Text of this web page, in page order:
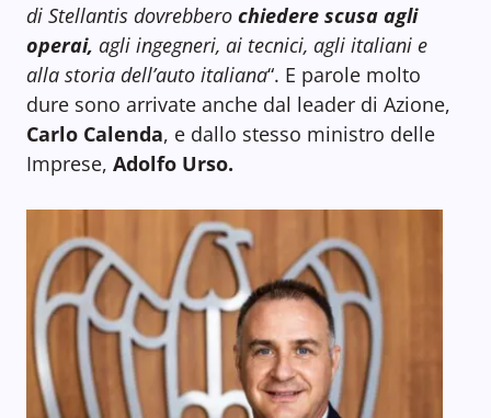
di Stellantis dovrebbero chiedere scusa agli
operai, agli ingegneri, ai tecnici, agli italiani e
alla storia dell’auto italiana“. E parole molto
dure sono arrivate anche dal leader di Azione,
Carlo Calenda, e dallo stesso ministro delle
Imprese, Adolfo Urso.